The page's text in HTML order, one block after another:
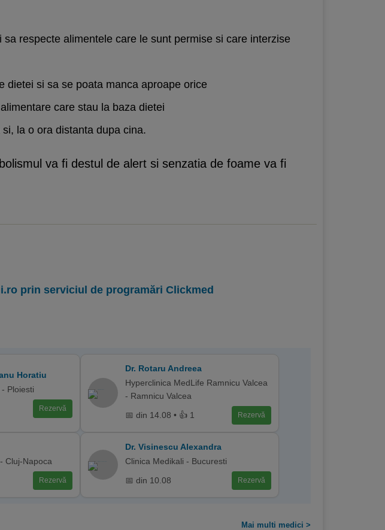
respecte alimentele care le sunt permise si care interzise
dietei si sa se poata manca aproape orice
care stau la baza dietei
la o ora distanta dupa cina.
va fi destul de alert si senzatia de foame va fi
prin serviciul de programări Clickmed
Horatiu
Ploiesti
Rezervă
Dr. Rotaru Andreea
Hyperclinica MedLife Ramnicu Valcea
- Ramnicu Valcea
📅 din 14.08 • 👍 1 Rezervă
Cluj-Napoca
Rezervă
Dr. Visinescu Alexandra
Clinica Medikali - Bucuresti
📅 din 10.08 Rezervă
Mai multi medici >